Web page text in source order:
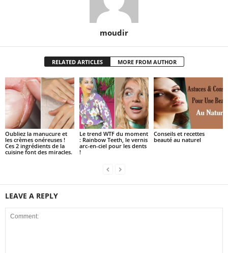
moudir
RELATED ARTICLES MORE FROM AUTHOR
Oubliez la manucure et
les crèmes onéreuses !
Ces 2 ingrédients de la
cuisine font des miracles.
Le trend WTF du moment
: Rainbow Teeth, le vernis
arc-en-ciel pour les dents
!
Conseils et recettes
beauté au naturel
LEAVE A REPLY